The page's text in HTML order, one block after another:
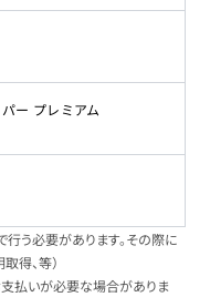
ー プレミアム
う必要があります。その際に
得、等）
払いが必要な場合がありま